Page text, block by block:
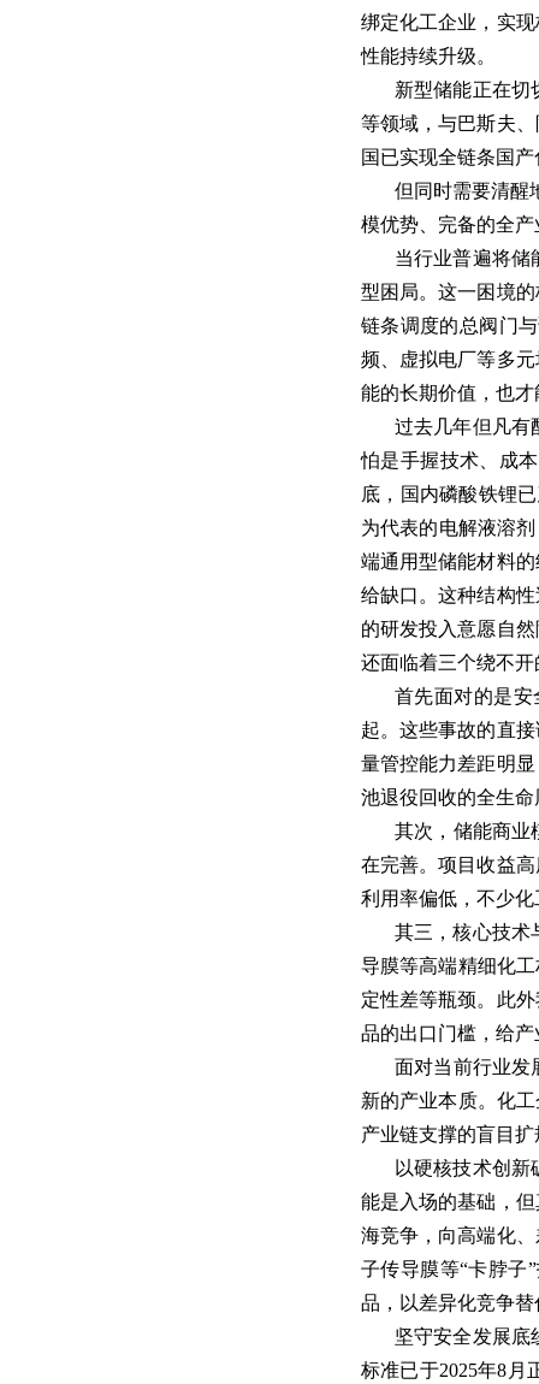
绑定化工企业，实
性能持续升级。
新型储能正在切
等领域，与巴斯夫
国已实现全链条国
但同时需要清醒
模优势、完备的全
当行业普遍将储
型困局。这一困境
链条调度的总阀门
频、虚拟电厂等多
能的长期价值，也
过去几年但凡有
怕是手握技术、成
底，国内磷酸铁锂
为代表的电解液溶
端通用型储能材料
给缺口。这种结构
的研发投入意愿自
还面临着三个绕不
首先面对的是安
起。这些事故的直
量管控能力差距明
池退役回收的全生
其次，储能商业
在完善。项目收益
利用率偏低，不少
其三，核心技术
导膜等高端精细化
定性差等瓶颈。此
品的出口门槛，给
面对当前行业发
新的产业本质。化
产业链支撑的盲目
以硬核技术创
能是入场的基础，
海竞争，向高端化
子传导膜等“卡脖子
品，以差异化竞争
坚守安全发展底
标准已于2025年8月